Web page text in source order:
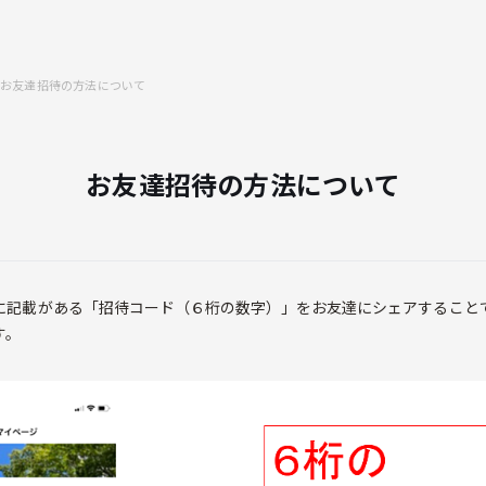
お友達招待の方法について
お友達招待の方法について
載がある「招待コード（６桁の数字）」をお友達にシェアするこ